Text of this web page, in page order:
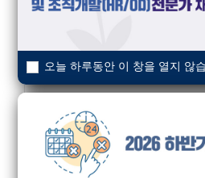
오륜교회는 전교인 선교동력화라는 전
과목이며오륜교회 중직자(장로, 권사,
필수로 전 성도가 들음으로 선교의
오늘 하루동안 이 창을 열지 않